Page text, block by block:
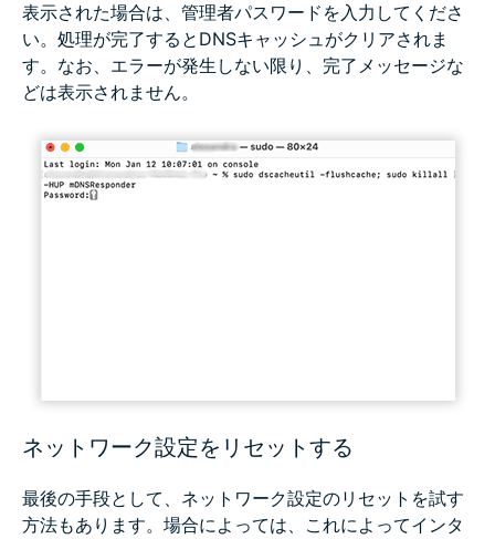
表示された場合は、管理者パスワードを入力してくださ
い。処理が完了するとDNSキャッシュがクリアされま
す。なお、エラーが発生しない限り、完了メッセージな
どは表示されません。
ネットワーク設定をリセットする
最後の手段として、ネットワーク設定のリセットを試す
方法もあります。場合によっては、これによってインタ